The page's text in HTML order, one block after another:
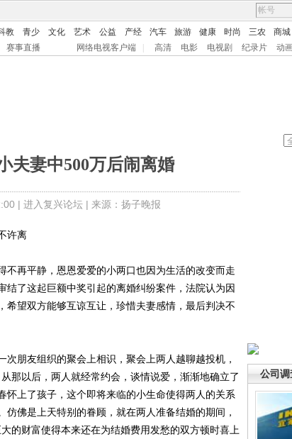
教 青少 文化 艺术 公益 产经 汽车 旅游 健康 时尚 三农 商城
赛事直播 网络电视客户端 高清 电影 电视剧 纪录片 动
夫妻中500万后闹离婚
| 进入复兴论坛| 来源：扬子晚报
公司调
许离
再平静，恩恩爱爱的小两口也因为生活的改变而走
结了这起巨额中奖引起的离婚纠纷案件，法院认为因
望双方能够互谅互让，珍惜夫妻感情，最后判决不
朋友组织的聚会上相识，聚会上两人越聊越投机，
那以后，两人就经常约会，谈情说爱，渐渐地确立了
怀上了孩子，这个即将来临的小生命使得两人的关系
佛是上天特别的眷顾，就在两人准备结婚的期间，
的财富使得本来还在为结婚费用发愁的双方顿时喜上